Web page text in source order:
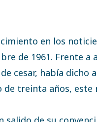
en los
de 1961. Frente
cesar, había dicho
treinta años, este